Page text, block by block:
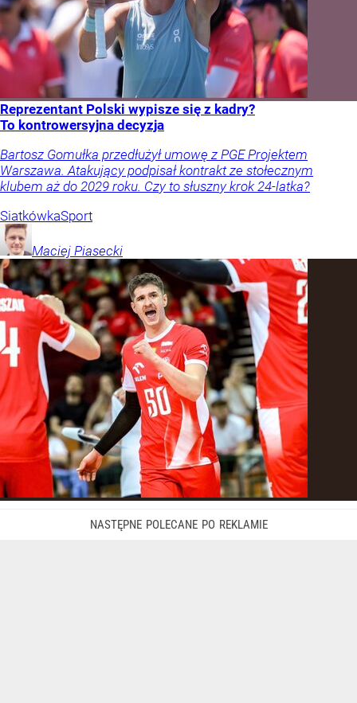
Reprezentant Polski wypisze się z kadry?
To kontrowersyjna decyzja
Bartosz Gomułka przedłużył umowę z PGE Projektem
Warszawa. Atakujący podpisał kontrakt ze stołecznym
klubem aż do 2029 roku. Czy to słuszny krok 24-latka?
SiatkówkaSport
Maciej Piasecki